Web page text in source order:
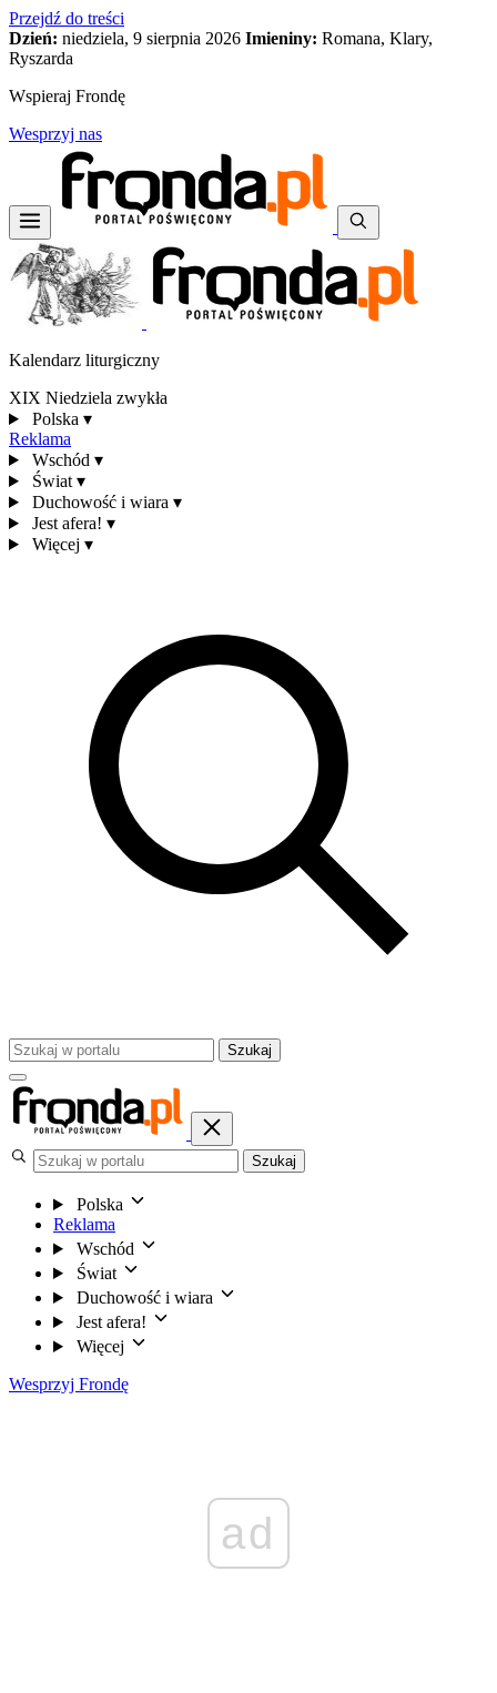
Przejdź do treści
Dzień: niedziela, 9 sierpnia 2026 Imieniny: Romana, Klary,
Ryszarda
Wspieraj Frondę
Wesprzyj nas
Kalendarz liturgiczny
XIX Niedziela zwykła
Polska ▾
Reklama
Wschód ▾
Świat ▾
Duchowość i wiara ▾
Jest afera! ▾
Więcej ▾
Szukaj
Szukaj
Polska
Reklama
Wschód
Świat
Duchowość i wiara
Jest afera!
Więcej
Wesprzyj Frondę
ad